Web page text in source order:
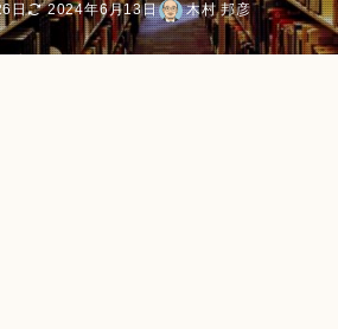
日 2024年6月13日 木村 邦彦